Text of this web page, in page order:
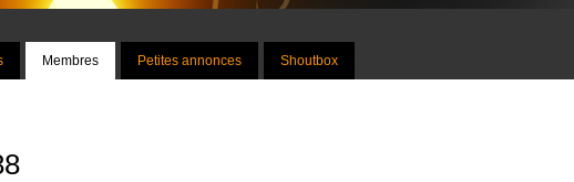
Membres Petites annonces Shoutbox